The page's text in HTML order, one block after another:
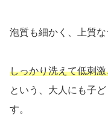
泡質も細かく、上質な
しっかり洗えて低刺
という、大人にも子
す。